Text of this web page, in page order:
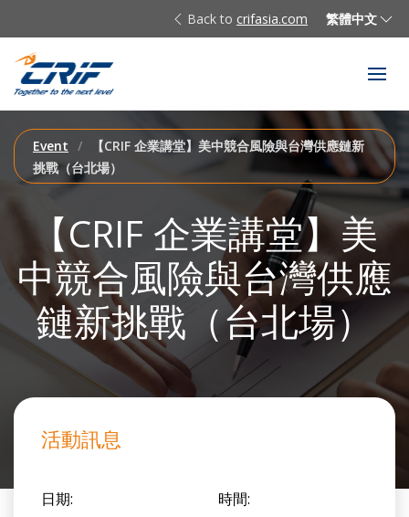
Back to crifasia.com 繁體中文
Event
【CRIF 企業講堂】美中競合風險與台灣供應鏈新
挑戰（台北場）
【CRIF 企業講堂】美
中競合風險與台灣供應
鏈新挑戰（台北場）
活動訊息
日期: 時間: